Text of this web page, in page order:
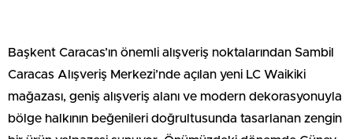
Başkent Caracas’ın önemli alışveriş noktalarından Sambil
Caracas Alışveriş Merkezi’nde açılan yeni LC Waikiki
mağazası, geniş alışveriş alanı ve modern dekorasyonuyla
bölge halkının beğenileri doğrultusunda tasarlanan zengin